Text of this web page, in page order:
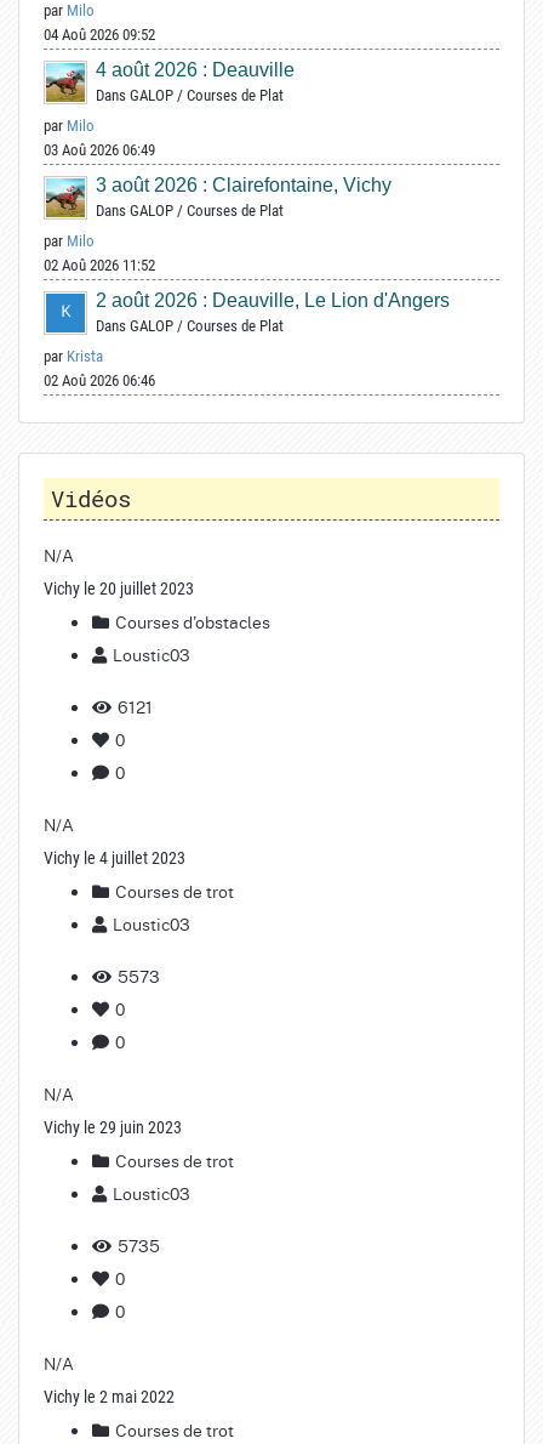
par Milo
04 Aoû 2026 09:52
4 août 2026 : Deauville
Dans GALOP / Courses de Plat
par Milo
03 Aoû 2026 06:49
3 août 2026 : Clairefontaine, Vichy
Dans GALOP / Courses de Plat
par Milo
02 Aoû 2026 11:52
2 août 2026 : Deauville, Le Lion d'Angers
Dans GALOP / Courses de Plat
par Krista
02 Aoû 2026 06:46
Vidéos
N/A
Vichy le 20 juillet 2023
Courses d'obstacles
Loustic03
6121
0
0
N/A
Vichy le 4 juillet 2023
Courses de trot
Loustic03
5573
0
0
N/A
Vichy le 29 juin 2023
Courses de trot
Loustic03
5735
0
0
N/A
Vichy le 2 mai 2022
Courses de trot